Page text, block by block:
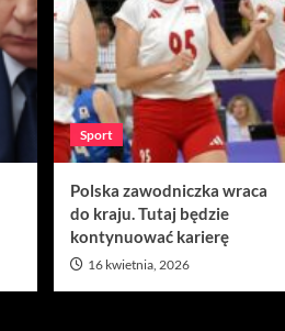
Sport
Polska zawodniczka wraca
do kraju. Tutaj będzie
kontynuować karierę
16 kwietnia, 2026